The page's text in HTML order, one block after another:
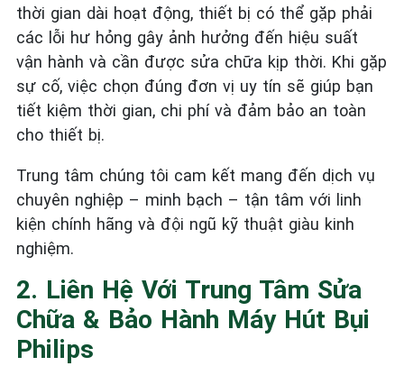
thời gian dài hoạt động, thiết bị có thể gặp phải
các lỗi hư hỏng gây ảnh hưởng đến hiệu suất
vận hành và cần được sửa chữa kịp thời. Khi gặp
sự cố, việc chọn đúng đơn vị uy tín sẽ giúp bạn
tiết kiệm thời gian, chi phí và đảm bảo an toàn
cho thiết bị.
Trung tâm chúng tôi cam kết mang đến dịch vụ
chuyên nghiệp – minh bạch – tận tâm với linh
kiện chính hãng và đội ngũ kỹ thuật giàu kinh
nghiệm.
2. Liên Hệ Với Trung Tâm Sửa
Chữa & Bảo Hành Máy Hút Bụi
Philips